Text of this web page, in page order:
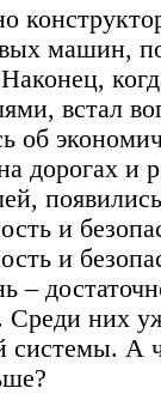
машин,
встал
об
дорогах и
и
и
–
них
системы. А